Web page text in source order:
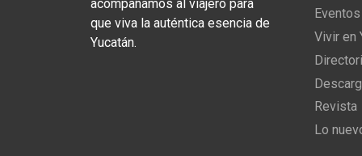
acompañamos al viajero para
que viva la auténtica esencia de
Yucatán.
Vivir en
Revista
Lo